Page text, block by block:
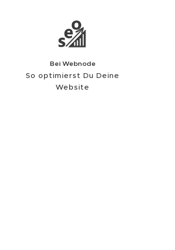
Bei Webnode
So optimierst Du Deine
Website